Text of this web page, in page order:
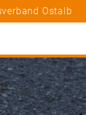
Ostalb